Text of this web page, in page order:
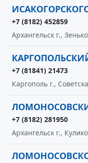
+7 (8182) 452859
Архангельск г.,
+7 (81841) 21473
Каргополь г.,
+7 (8182) 281950
Архангельск г.,